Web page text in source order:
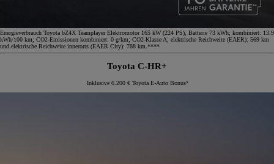
Energieverbrauch Toyota bZ4X Teamplayer Elektromotor 165 kW (224 PS), Batterie 73 kWh; kombiniert: 13.9
kWh/100 km; CO2-Emissionen kombiniert: 0 g/km; CO2-Klasse A; elektrische Reichweite (EAER): 569 km
und elektrische Reichweite innerorts (EAER City): 788 km.****
Toyota C-HR+
Inklusive 6.200 € Toyota E-Auto Bonus⁹